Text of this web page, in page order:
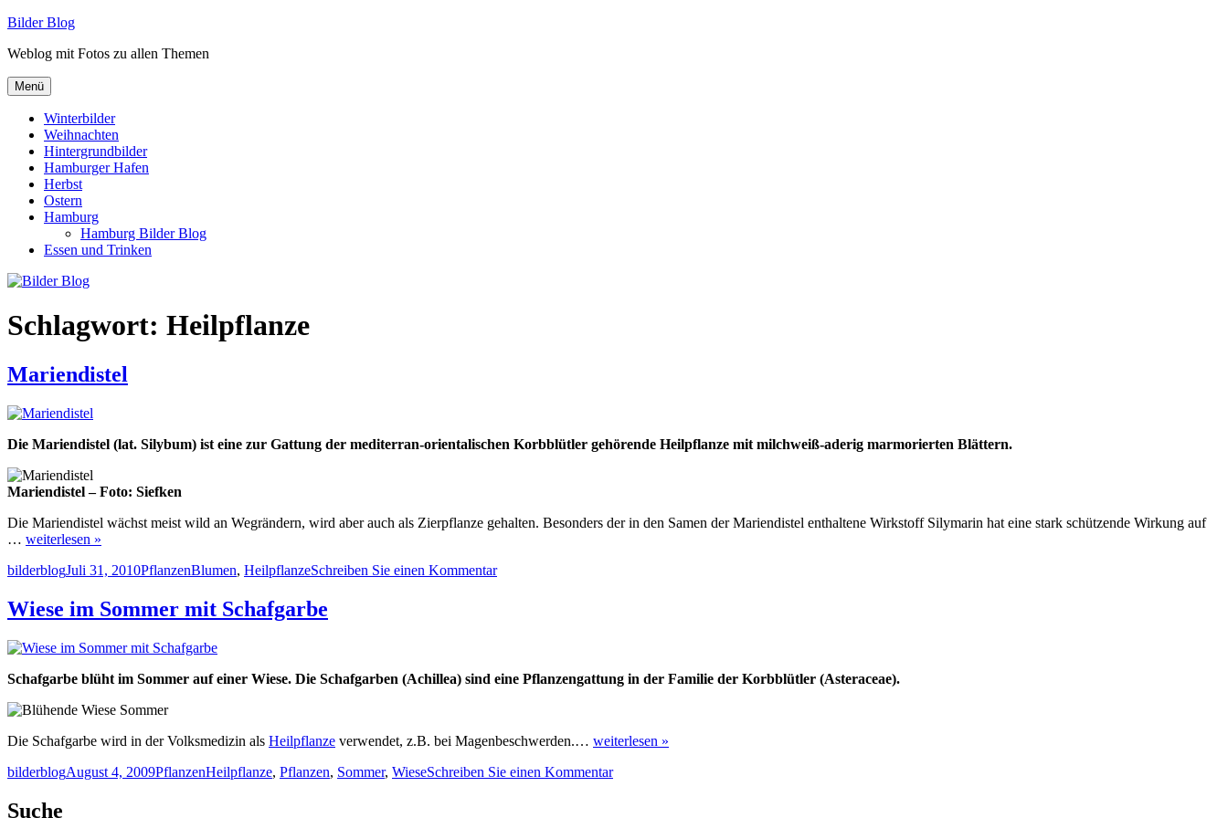
Zum
springen
Bilder Blog
Weblog mit Fotos zu allen Themen
Menü
Winterbilder
Weihnachten
Hintergrundbilder
Hamburger Hafen
Herbst
Ostern
Hamburg
Hamburg Bilder Blog
Essen und Trinken
Schlagwort: Heilpflanze
Mariendistel
Die Mariendistel (lat. Silybum) ist eine zur Gattung der mediterran-orientalischen Korbblütler gehörende Heilpflanze mit milchweiß-aderig marmorierten Blättern.
Mariendistel – Foto: Siefken
Die Mariendistel wächst meist wild an Wegrändern, wird aber auch als Zierpflanze gehalten. Besonders der in den Samen der Mariendistel enthaltene Wirkstoff Silymarin hat eine stark schützende Wirkung auf
… weiterlesen »
Autor
bilderblogVeröffentlicht
Juli 31, 2010Kategorien
PflanzenSchlagwörter
Blumen, HeilpflanzeSchreiben Sie einen Kommentarzu
Wiese im Sommer mit Schafgarbe
Schafgarbe blüht im Sommer auf einer Wiese. Die Schafgarben (Achillea) sind eine Pflanzengattung in der Familie der Korbblütler (Asteraceae).
Die Schafgarbe wird in der Volksmedizin als Heilpflanze verwendet, z.B. bei Magenbeschwerden.… weiterlesen »
Autor
bilderblogVeröffentlicht
August 4, 2009Kategorien
PflanzenSchlagwörter
Heilpflanze, Pflanzen, Sommer, WieseSchreiben Sie einen Kommentarzu
Suche